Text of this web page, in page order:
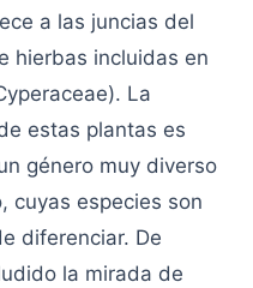
a las juncias del
hierbas incluidas en
La
estas plantas es
género muy diverso
cuyas especies son
diferenciar. De
la mirada de